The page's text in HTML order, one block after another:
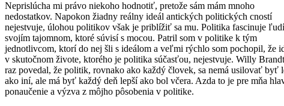
Neprislúcha mi právo niekoho hodnotiť, pretože sám mám mnoho
nedostatkov. Napokon žiadny reálny ideál antických politických cností
nejestvuje, úlohou politikov však je priblížiť sa mu. Politika fascinuje ľudí
svojím tajomnom, ktoré súvisí s mocou. Patril som v politike k tým
jednotlivcom, ktorí do nej šli s ideálom a veľmi rýchlo som pochopil, že
v skutočnom živote, ktorého je politika súčasťou, nejestvuje. Willy
raz povedal, že politik, rovnako ako každý človek, sa nemá usilovať byť
ako iní, ale má byť každý deň lepší ako bol včera. Azda to je pre mňa
ponaučenie a výzva z môjho pôsobenia v politike.